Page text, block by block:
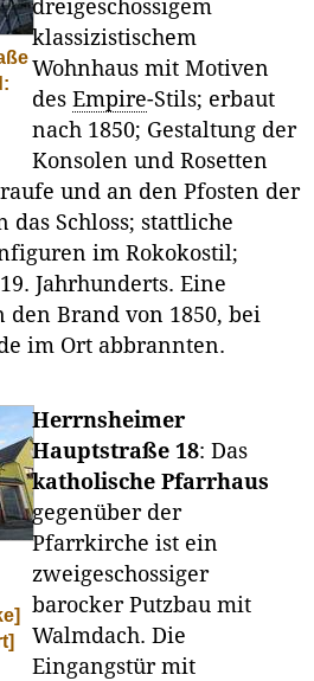
dreigeschossigem
klassizistischem
Wohnhaus mit Motiven
des Empire-Stils; erbaut
nach 1850; Gestaltung der
Konsolen und Rosetten
und an den Pfosten der
Schloss; stattliche
im Rokokostil;
Jahrhunderts. Eine
Brand von 1850, bei
im Ort abbrannten.
Herrnsheimer
Hauptstraße 18: Das
katholische Pfarrhaus
gegenüber der
Pfarrkirche ist ein
zweigeschossiger
barocker Putzbau mit
Walmdach. Die
Eingangstür mit